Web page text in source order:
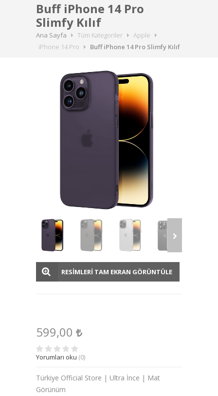
Buff iPhone 14 Pro
Slimfy Kılıf
Ana Sayfa Tüm Kategoriler
Apple
iPhone 14 Pro
Buff iPhone 14 Pro Slimfy Kılıf
RESİMLERİ TAM EKRAN GÖRÜNTÜLE
599,00
Yorumları oku (0)
Türkiye Official Store | Ultra İnce | Mat
Görünüm